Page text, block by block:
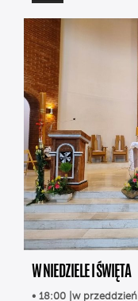
W NIEDZIELE I ŚWIĘTA
• 18:00 |w przeddzień|